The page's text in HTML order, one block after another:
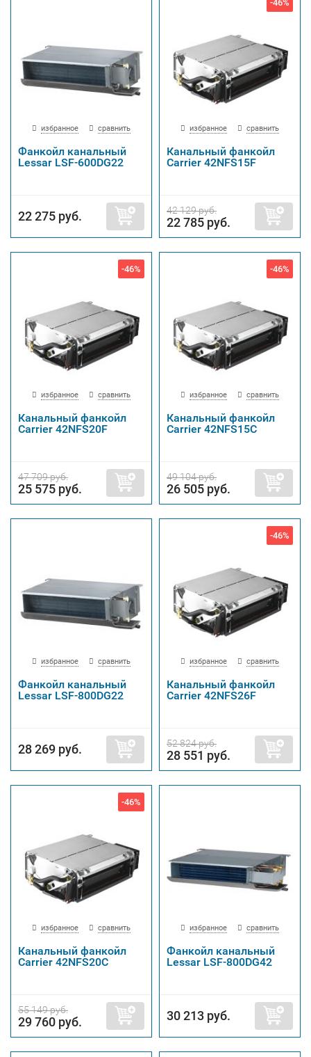
избранное сравнить
Фанкойл канальный
Lessar LSF-600DG22
22 275 руб.
-46%
избранное сравнить
Канальный фанкойл
Carrier 42NFS15F
42 129 руб.
22 785 руб.
-46%
избранное сравнить
Канальный фанкойл
Carrier 42NFS20F
47 709 руб.
25 575 руб.
-46%
избранное сравнить
Канальный фанкойл
Carrier 42NFS15C
49 104 руб.
26 505 руб.
избранное сравнить
Фанкойл канальный
Lessar LSF-800DG22
28 269 руб.
-46%
избранное сравнить
Канальный фанкойл
Carrier 42NFS26F
52 824 руб.
28 551 руб.
-46%
избранное сравнить
Канальный фанкойл
Carrier 42NFS20C
55 149 руб.
29 760 руб.
избранное сравнить
Фанкойл канальный
Lessar LSF-800DG42
30 213 руб.